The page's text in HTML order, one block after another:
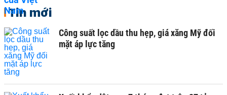
Tin mới
Công suất lọc dầu thu hẹp, giá xăng Mỹ đối
mặt áp lực tăng